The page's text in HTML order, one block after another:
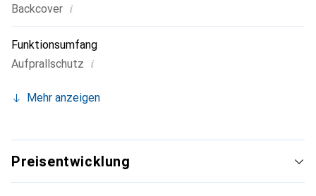
Backcover i
Funktionsumfang
Aufprallschutz i
Mehr anzeigen
Preisentwicklung